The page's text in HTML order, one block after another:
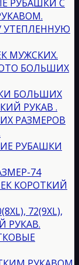
РУБАШКИ С
УТЕПЛЕННУЮ
МУЖСКИХ.
БОЛЬШИХ
БОЛЬШИХ
РУКАВ .
РАЗМЕРОВ
РУБАШКИ
74
КОРОТКИЙ
72(9XL),
РУКАВ.